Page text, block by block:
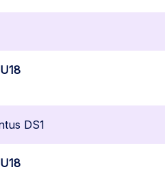
DS1